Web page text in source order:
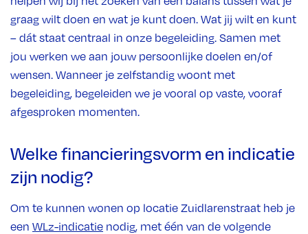
graag wilt doen en wat je kunt doen. Wat jij wilt en kunt
– dát staat centraal in onze begeleiding. Samen met
jou werken we aan jouw persoonlijke doelen en/of
wensen. Wanneer je zelfstandig woont met
begeleiding, begeleiden we je vooral op vaste, vooraf
afgesproken momenten.
Welke financieringsvorm en indicatie
zijn nodig?
Om te kunnen wonen op locatie Zuidlarenstraat heb je
een WLz-indicatie nodig, met één van de volgende